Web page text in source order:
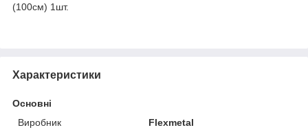
(100см) 1шт.
Характеристики
Основні
Виробник
Flexmetal